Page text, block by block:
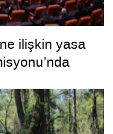
ilişkin yasa